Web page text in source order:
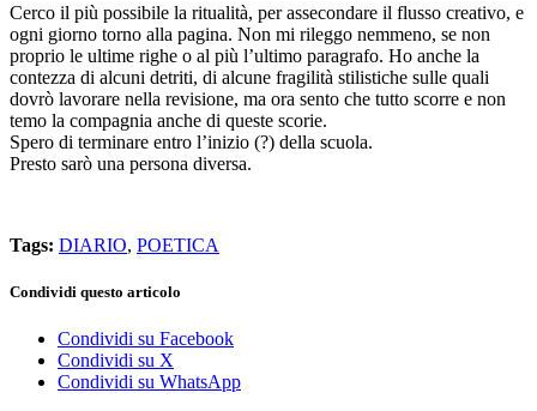
Cerco il più possibile la ritualità, per assecondare il flusso creativo, e
ogni giorno torno alla pagina. Non mi rileggo nemmeno, se non
proprio le ultime righe o al più l’ultimo paragrafo. Ho anche la
contezza di alcuni detriti, di alcune fragilità stilistiche sulle quali
dovrò lavorare nella revisione, ma ora sento che tutto scorre e non
temo la compagnia anche di queste scorie.
Spero di terminare entro l’inizio (?) della scuola.
Presto sarò una persona diversa.
Tags: DIARIO, POETICA
Condividi questo articolo
Condividi su Facebook
Condividi su X
Condividi su WhatsApp